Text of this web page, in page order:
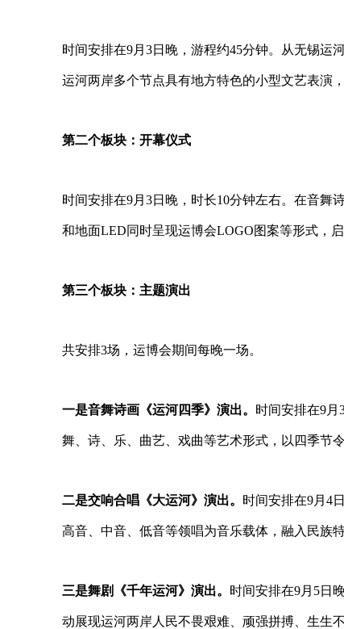
时间安排在9月 3日晚，游程约45分钟。从无锡运
运河两岸多个节点具有地方特色的小型文艺表演
第二个板块：开幕仪式
时间安排在9月 3日晚，时长10分钟左右。在音舞
和地面LED同时呈现运博会LOGO图案等形式，
第三个板块：主题演出
共安排3场，运博会期间每晚一场。
一是音舞诗画《运河四季》演出。 时间安排在9月
舞、诗、乐、曲艺、戏曲等艺术形式，以四季节
二是交响合唱《大运河》演出。 时间安排在9月 4
高音、中音、低音等领唱为音乐载体，融入民族
三是舞剧《千年运河》演出。 时间安排在9月 5日
动展现运河两岸人民不畏艰难、顽强拼搏、生生